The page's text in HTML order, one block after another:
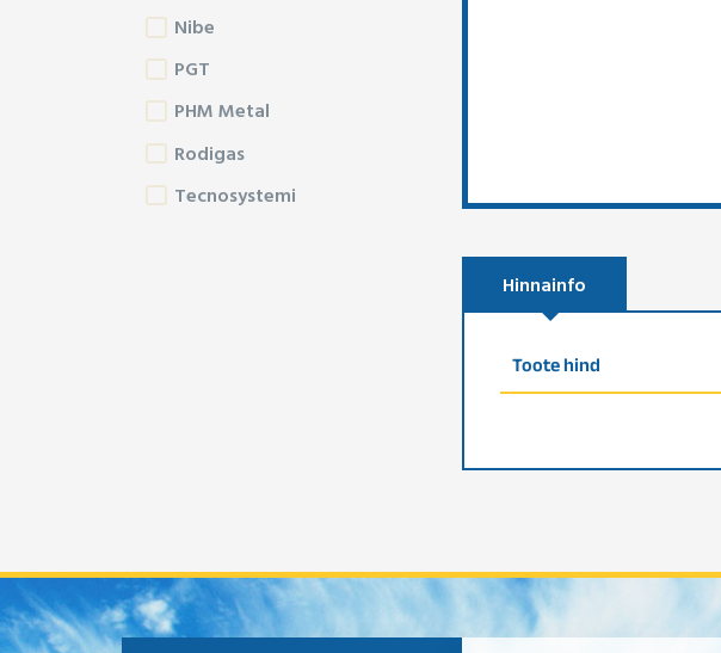
Nibe
PGT
PHM Metal
Rodigas
Tecnosystemi
Hinnainfo
Toote hind